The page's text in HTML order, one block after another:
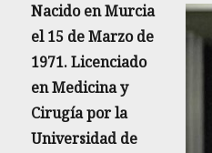
Nacido en Murcia
el 15 de Marzo de
1971. Licenciado
en Medicina y
Cirugía por la
Universidad de